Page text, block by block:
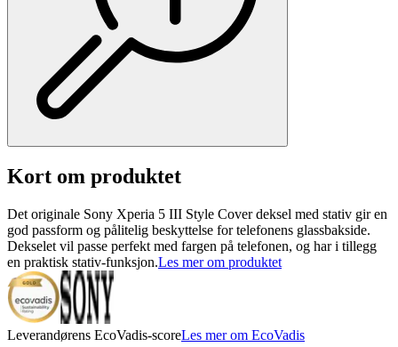
Kort om produktet
Det originale Sony Xperia 5 III Style Cover deksel med stativ gir en
god passform og pålitelig beskyttelse for telefonens glassbakside.
Dekselet vil passe perfekt med fargen på telefonen, og har i tillegg
en praktisk stativ-funksjon.Les mer om produktet
Leverandørens EcoVadis-scoreLes mer om EcoVadis